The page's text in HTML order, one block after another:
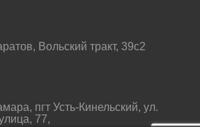
, Вольский тракт, 39с2
, пгт Усть-Кинельский, ул.
77,